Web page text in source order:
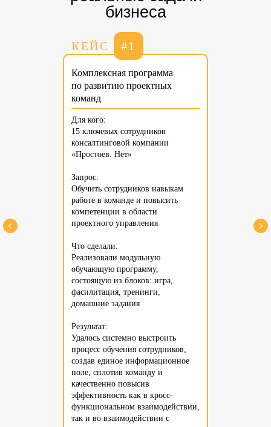
бизнеса
КЕЙС #1
Комплексная программа
по развитию проектных
команд
Для кого:
15 ключевых сотрудников
консалтинговой компании
«Простоев. Нет»
Запрос:
Обучить сотрудников навыкам
работе в команде и повысить
компетенции в области
проектного управления
Что сделали:
Реализовали модульную
обучающую программу,
состоящую из блоков: игра,
фасилитация, тренинги,
домашние задания
Результат:
Удалось системно выстроить
процесс обучения сотрудников,
создав единое информационное
поле, сплотив команду и
качественно повысив
эффективность как в кросс-
функциональном взаимодействии,
так и во взаимодействии с